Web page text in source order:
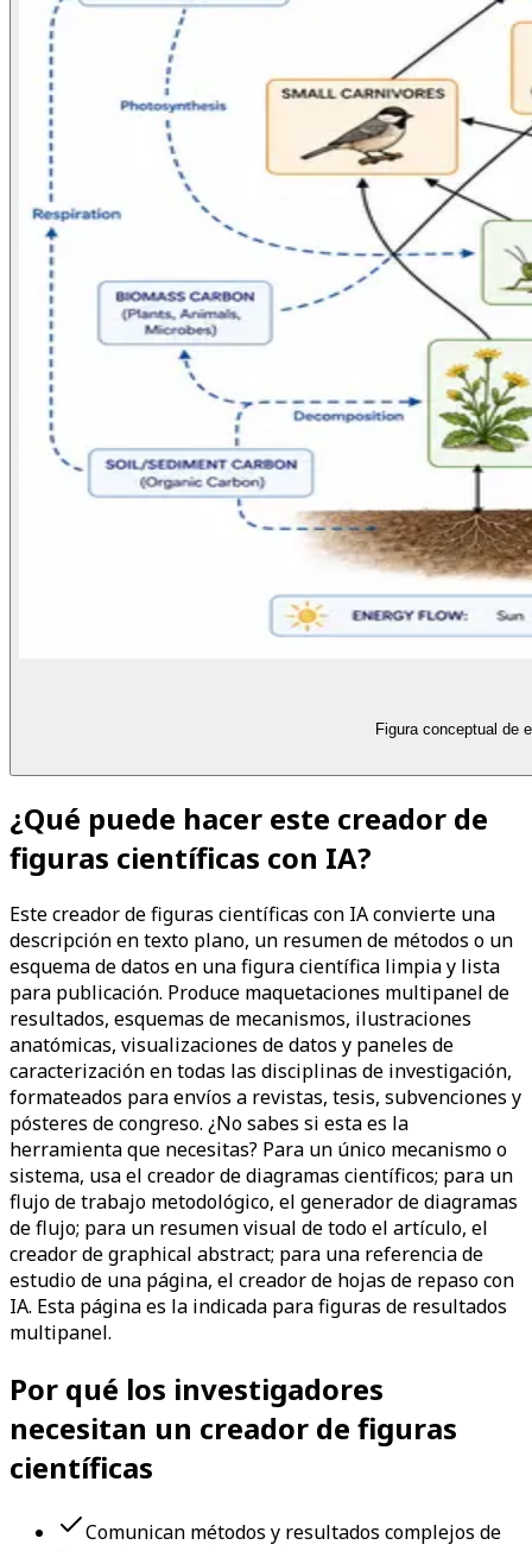
Figura conceptual de
¿Qué puede hacer este creador de
figuras científicas con IA?
Este creador de figuras científicas con IA convierte una
descripción en texto plano, un resumen de métodos o un
esquema de datos en una figura científica limpia y lista
para publicación. Produce maquetaciones multipanel de
resultados, esquemas de mecanismos, ilustraciones
anatómicas, visualizaciones de datos y paneles de
caracterización en todas las disciplinas de investigación,
formateados para envíos a revistas, tesis, subvenciones y
pósteres de congreso. ¿No sabes si esta es la
herramienta que necesitas? Para un único mecanismo o
sistema, usa el creador de diagramas científicos; para un
flujo de trabajo metodológico, el generador de diagramas
de flujo; para un resumen visual de todo el artículo, el
creador de graphical abstract; para una referencia de
estudio de una página, el creador de hojas de repaso con
IA. Esta página es la indicada para figuras de resultados
multipanel.
Por qué los investigadores
necesitan un creador de figuras
científicas
Comunican métodos y resultados complejos de